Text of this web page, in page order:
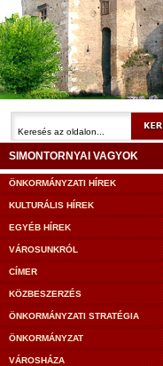
SIMONTORNYAI VAGYOK
ÖNKORMÁNYZATI HÍREK
KULTURÁLIS HÍREK
EGYÉB HÍREK
VÁROSUNKRÓL
CÍMER
KÖZBESZERZÉS
ÖNKORMÁNYZATI STRATÉGIA
ÖNKORMÁNYZAT
VÁROSHÁZA